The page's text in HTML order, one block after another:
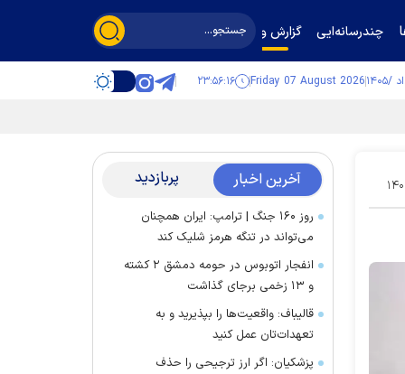
چندرسانه‌ایی گزارش و گفت‌وگو
Friday 07 August 2026 ۲۳:۵۶:۱۷
۰۲ آخرین اخبار پربازدید
روز ۱۶۰ جنگ | ترامپ: ایران همچنان
می‌تواند در تنگه هرمز شلیک کند
انفجار اتوبوس در حومه دمشق ۲ کشته
و ۱۳ زخمی برجای گذاشت
قالیباف: واقعیت‌ها را بپذیرید و به
تعهدات‌تان عمل کنید
پزشکیان: اگر ارز ترجیحی را حذف